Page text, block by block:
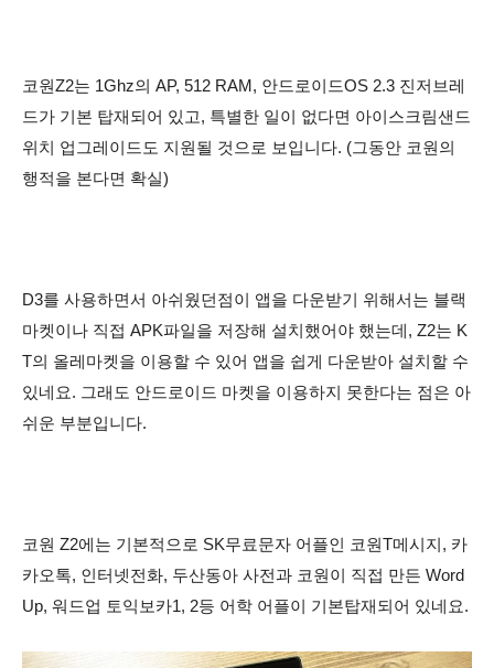
코원Z2는 1Ghz의 AP, 512 RAM, 안드로이드OS 2.3 진저브레
드가 기본 탑재되어 있고, 특별한 일이 없다면 아이스크림샌드
위치 업그레이드도 지원될 것으로 보입니다. (그동안 코원의
행적을 본다면 확실)
D3를 사용하면서 아쉬웠던점이 앱을 다운받기 위해서는 블랙
마켓이나 직접 APK파일을 저장해 설치했어야 했는데, Z2는 K
T의 올레마켓을 이용할 수 있어 앱을 쉽게 다운받아 설치할 수
있네요. 그래도 안드로이드 마켓을 이용하지 못한다는 점은 아
쉬운 부분입니다.
코원 Z2에는 기본적으로 SK무료문자 어플인 코원T메시지, 카
카오톡, 인터넷전화, 두산동아 사전과 코원이 직접 만든 Word
Up, 워드업 토익보카1, 2등 어학 어플이 기본탑재되어 있네요.